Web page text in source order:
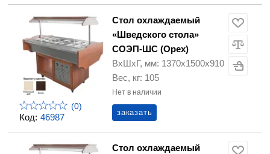
Код: 46987
(0)
Стол охлаждаемый
«Шведского стола»
СОЭП-ШС (Орех)
ВхШхГ, мм: 1370х1500х910
Вес, кг: 105
Нет в наличии
заказать
Стол охлаждаемый